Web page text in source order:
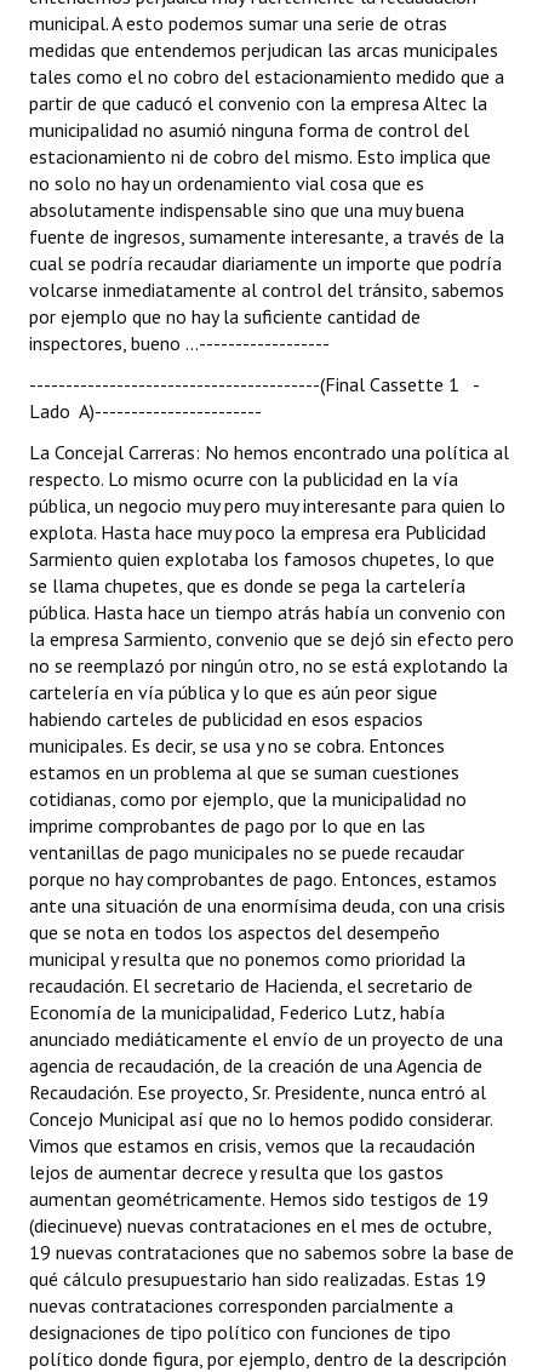
municipal. A esto podemos sumar una serie de otras
medidas que entendemos perjudican las arcas municipales
tales como el no cobro del estacionamiento medido que a
partir de que caducó el convenio con la empresa Altec la
municipalidad no asumió ninguna forma de control del
estacionamiento ni de cobro del mismo. Esto implica que
no solo no hay un ordenamiento vial cosa que es
absolutamente indispensable sino que una muy buena
fuente de ingresos, sumamente interesante, a través de la
cual se podría recaudar diariamente un importe que podría
volcarse inmediatamente al control del tránsito, sabemos
por ejemplo que no hay la suficiente cantidad de
inspectores, bueno ...------------------
----------------------------------------(Final Cassette 1 -
Lado A)-----------------------
La Concejal Carreras: No hemos encontrado una política al
respecto. Lo mismo ocurre con la publicidad en la vía
pública, un negocio muy pero muy interesante para quien lo
explota. Hasta hace muy poco la empresa era Publicidad
Sarmiento quien explotaba los famosos chupetes, lo que
se llama chupetes, que es donde se pega la cartelería
pública. Hasta hace un tiempo atrás había un convenio con
la empresa Sarmiento, convenio que se dejó sin efecto pero
no se reemplazó por ningún otro, no se está explotando la
cartelería en vía pública y lo que es aún peor sigue
habiendo carteles de publicidad en esos espacios
municipales. Es decir, se usa y no se cobra. Entonces
estamos en un problema al que se suman cuestiones
cotidianas, como por ejemplo, que la municipalidad no
imprime comprobantes de pago por lo que en las
ventanillas de pago municipales no se puede recaudar
porque no hay comprobantes de pago. Entonces, estamos
ante una situación de una enormísima deuda, con una crisis
que se nota en todos los aspectos del desempeño
municipal y resulta que no ponemos como prioridad la
recaudación. El secretario de Hacienda, el secretario de
Economía de la municipalidad, Federico Lutz, había
anunciado mediáticamente el envío de un proyecto de una
agencia de recaudación, de la creación de una Agencia de
Recaudación. Ese proyecto, Sr. Presidente, nunca entró al
Concejo Municipal así que no lo hemos podido considerar.
Vimos que estamos en crisis, vemos que la recaudación
lejos de aumentar decrece y resulta que los gastos
aumentan geométricamente. Hemos sido testigos de 19
(diecinueve) nuevas contrataciones en el mes de octubre,
19 nuevas contrataciones que no sabemos sobre la base de
qué cálculo presupuestario han sido realizadas. Estas 19
nuevas contrataciones corresponden parcialmente a
designaciones de tipo político con funciones de tipo
político donde figura, por ejemplo, dentro de la descripción